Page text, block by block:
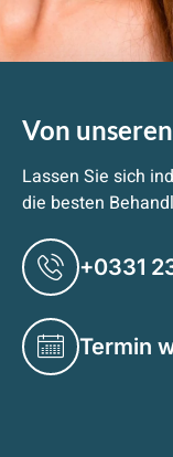
Von
Lassen Sie sich
die besten
+0331
Termin